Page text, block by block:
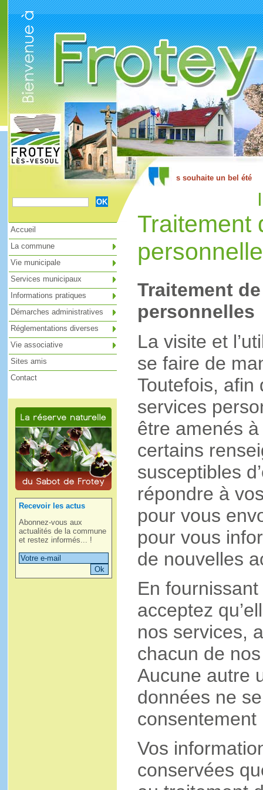
Recevoir les actus
Abonnez-vous aux
actualités de la commune
et restez informés... !
Traitement
Traitement
personnelles
La visite et
se faire de
Toutefois, afin
services
être amenés
certains
susceptibles
répondre à
pour vous
pour vous
de nouvelles
En
acceptez
nos services,
chacun de
Aucune autre
données ne
consentement
Vos
conservées
Accueil
La commune
Vie municipale
Services municipaux
Informations pratiques
Démarches administratives
Réglementations diverses
Vie associative
Sites amis
Contact
Cookies management panel